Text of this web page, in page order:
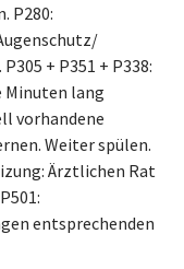
P280:
P305 + P351 + P338:
Minuten lang
vorhandene
Weiter spülen.
Ärztlichen Rat
P501:
entsprechenden